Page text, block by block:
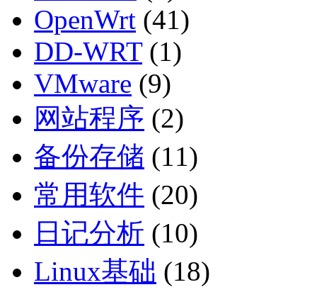
OpenWrt (41)
DD-WRT(1)
VMware (9)
网站程序 (2)
备份存储 (11)
常用软件 (20)
日记分析 (10)
Linux基础 (18)